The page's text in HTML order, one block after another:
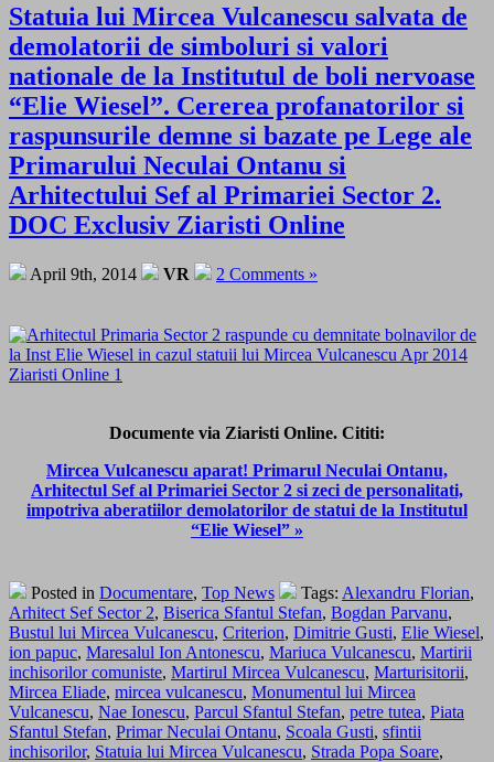
Statuia lui Mircea Vulcanescu salvata de
demolatorii de simboluri si valori
nationale de la Institutul de boli nervoase
“Elie Wiesel”. Cererea profanatorilor si
raspunsurile demne si bazate pe Lege ale
Primarului Neculai Ontanu si
Arhitectului Sef al Primariei Sector 2.
DOC Exclusiv Ziaristi Online
April 9th, 2014 VR 2 Comments »
Documente via Ziaristi Online. Cititi:
Mircea Vulcanescu aparat! Primarul Neculai Ontanu,
Arhitectul Sef al Primariei Sector 2 si zeci de personalitati,
impotriva aberatiilor demolatorilor de statui de la Institutul
“Elie Wiesel” »
Posted in Documentare, Top News Tags: Alexandru Florian,
Arhitect Sef Sector 2, Biserica Sfantul Stefan, Bogdan Parvanu,
Bustul lui Mircea Vulcanescu, Criterion, Dimitrie Gusti, Elie Wiesel,
ion papuc, Maresalul Ion Antonescu, Mariuca Vulcanescu, Martirii
inchisorilor comuniste, Martirul Mircea Vulcanescu, Marturisitorii,
Mircea Eliade, mircea vulcanescu, Monumentul lui Mircea
Vulcanescu, Nae Ionescu, Parcul Sfantul Stefan, petre tutea, Piata
Sfantul Stefan, Primar Neculai Ontanu, Scoala Gusti, sfintii
inchisorilor, Statuia lui Mircea Vulcanescu, Strada Popa Soare,